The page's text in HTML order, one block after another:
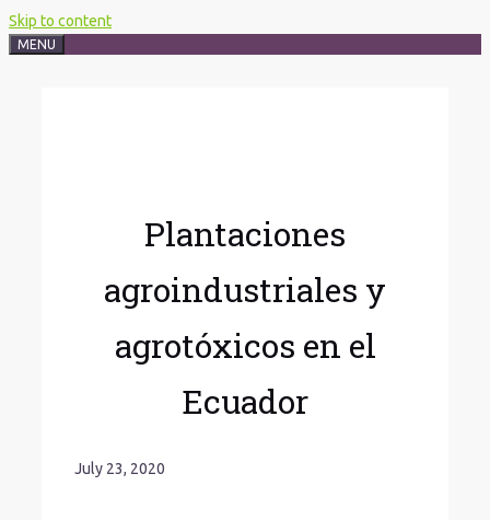
Skip to content
MENU
Plantaciones
agroindustriales y
agrotóxicos en el
Ecuador
July 23, 2020